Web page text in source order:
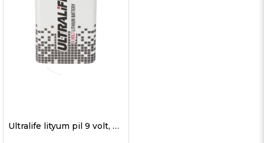
Ultralife lityum pil 9 volt, E-Blok, U9VL, U9VL-J, U9VL-JP